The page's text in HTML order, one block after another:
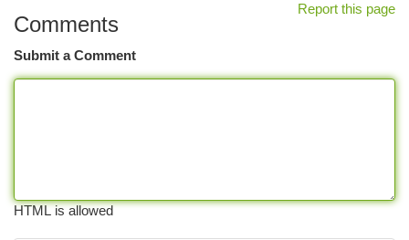
Report this page
Comments
Submit a Comment
HTML is allowed